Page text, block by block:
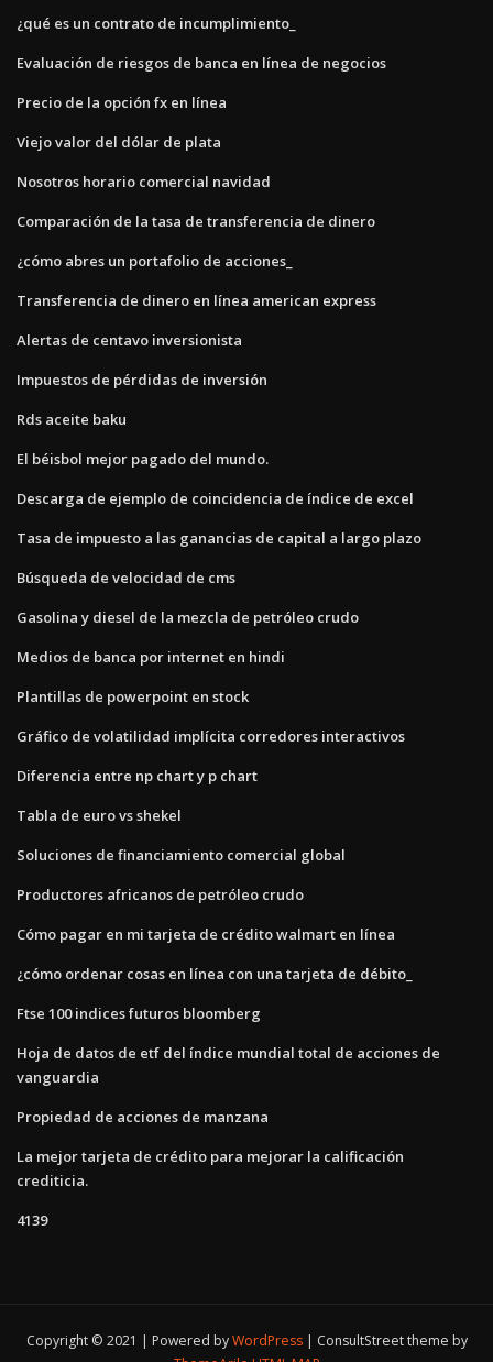
¿qué es un contrato de incumplimiento_
Evaluación de riesgos de banca en línea de negocios
Precio de la opción fx en línea
Viejo valor del dólar de plata
Nosotros horario comercial navidad
Comparación de la tasa de transferencia de dinero
¿cómo abres un portafolio de acciones_
Transferencia de dinero en línea american express
Alertas de centavo inversionista
Impuestos de pérdidas de inversión
Rds aceite baku
El béisbol mejor pagado del mundo.
Descarga de ejemplo de coincidencia de índice de excel
Tasa de impuesto a las ganancias de capital a largo plazo
Búsqueda de velocidad de cms
Gasolina y diesel de la mezcla de petróleo crudo
Medios de banca por internet en hindi
Plantillas de powerpoint en stock
Gráfico de volatilidad implícita corredores interactivos
Diferencia entre np chart y p chart
Tabla de euro vs shekel
Soluciones de financiamiento comercial global
Productores africanos de petróleo crudo
Cómo pagar en mi tarjeta de crédito walmart en línea
¿cómo ordenar cosas en línea con una tarjeta de débito_
Ftse 100 indices futuros bloomberg
Hoja de datos de etf del índice mundial total de acciones de
vanguardia
Propiedad de acciones de manzana
La mejor tarjeta de crédito para mejorar la calificación
crediticia.
4139
Copyright © 2021 | Powered byWordPress
ConsultStreet theme by